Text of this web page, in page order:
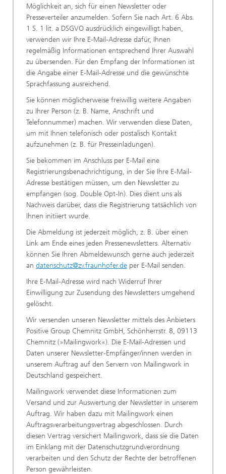
Möglichkeit an, sich für einen Newsletter oder
Presseverteiler anzumelden. Sofern Sie nach Art. 6 Abs.
1 S. 1 lit. a DSGVO ausdrücklich eingewilligt haben,
verwenden wir Ihre E-Mail-Adresse dafür, Ihnen
regelmäßig Informationen entsprechend Ihrer Auswahl
zu übersenden. Für den Empfang der Informationen ist
die Angabe einer E-Mail-Adresse und die gewünschte
Sprachfassung ausreichend.
Sie können möglicherweise freiwillig weitere Angaben
zu Ihrer Person (z. B. Name, Anschrift und
Telefonnummer) machen. Wir verwenden diese Daten,
um mit Ihnen telefonisch oder postalisch Kontakt
aufzunehmen (z. B. für Presseinladungen).
Sie bekommen im Anschluss per E-Mail eine
Registrierungsbenachrichtigung, in der Sie Ihre E-Mail-
Adresse bestätigen müssen, um den Newsletter zu
empfangen (sog. Double Opt-In). Dies dient uns als
Nachweis darüber, dass die Registrierung tatsächlich von
Ihnen initiiert wurde.
Die Abmeldung ist jederzeit möglich, z. B. über einen
Link am Ende eines jeden Pressenewsletters. Alternativ
können Sie Ihren Abmeldewunsch gerne auch jederzeit
an datenschutz@zv.fraunhofer.de per E-Mail senden.
Ihre E-Mail-Adresse wird nach Widerruf Ihrer
Einwilligung zur Zusendung des Newsletters umgehend
gelöscht.
Wir versenden unseren Newsletter mittels des Anbieters
Positive Group Chemnitz GmbH, Schönherrstr. 8, 09113
Chemnitz (»Mailingwork«). Die E-Mail-Adressen und
Daten unserer Newsletter-Empfänger/innen werden in
unserem Auftrag auf den Servern von Mailingwork in
Deutschland gespeichert.
Mailingwork verwendet diese Informationen zum
Versand und zur Auswertung der Newsletter in unserem
Auftrag. Wir haben dazu mit Mailingwork einen
Auftragsverarbeitungsvertrag abgeschlossen. Durch
diesen Vertrag versichert Mailingwork, dass sie die Daten
im Einklang mit der Datenschutzgrundverordnung
verarbeiten und den Schutz der Rechte der betroffenen
Person gewährleisten.